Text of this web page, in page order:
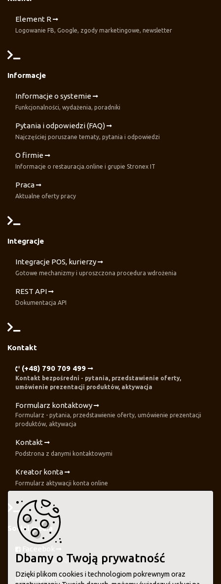
Element R
Logowanie FB, Google, zgody marketingowe, newsletter
Informacje
Informacje o systemie
Funkcjonalności, wydażenia, poradniki
Pytania i odpowiedzi (FAQ)
Najczęściej poruszane tematy, pytania i odpowiedzi
O firmie
Informacje o restauracja.online i grupie Stronex IT
Praca
Aktualne oferty pracy
Integracje
Integracje POS, kurierzy
Gotowe mechanizmy i uproszczona procedura wdrożenia
REST API
Dokumentacja API
Kontakt
(+48) 790 709 499
Kontakt bezpośredni - pytania, przedstawienie oferty,
umówienie prezentacji produktów, aktywacja
Formularz kontaktowy
Formularz - pytania, przedstawienie oferty, umówienie prezentacji
produktów, aktywacja
Kontakt
Podstrona z danymi kontaktowymi
Kreator konta
Formularz aktywacji konta online
Social media
Faceebok
Fanpage restauracja.online - Meta FB
Instagram
Dbamy o Twoją prywatność
Dzięki plikom cookies i technologiom pokrewnym oraz